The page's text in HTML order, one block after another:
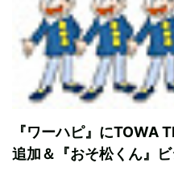
『ワーハピ』にTOWA
追加＆『おそ松くん』